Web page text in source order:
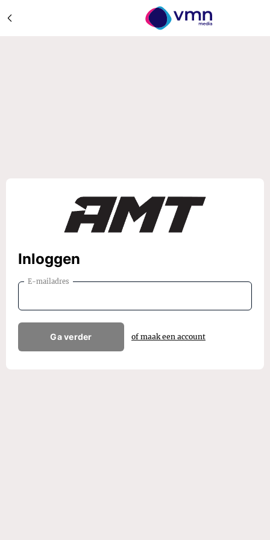
Inloggen
E-mailadres
Ga verder of maak een account